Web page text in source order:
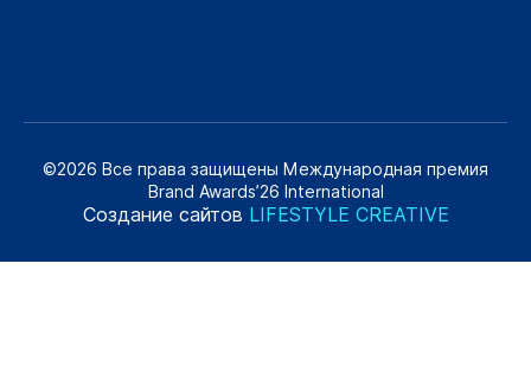
©2026 Все права защищены Международная премия
Brand Awards’26 International
Создание сайтов LIFESTYLE CREATIVE